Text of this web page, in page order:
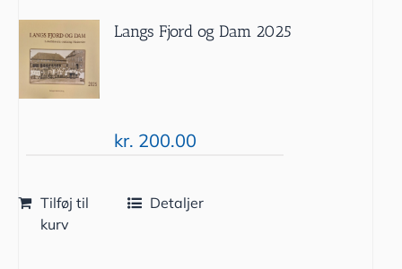
Langs Fjord og Dam 2025
kr. 200.00
Tilføj til
kurv
Detaljer